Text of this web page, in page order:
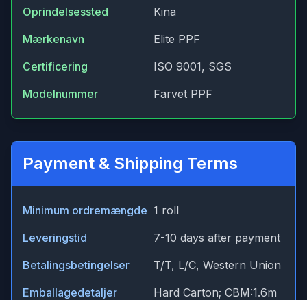
Oprindelsessted
Kina
Mærkenavn
Elite PPF
Certificering
ISO 9001, SGS
Modelnummer
Farvet PPF
Payment & Shipping Terms
Minimum ordremængde 1 roll
Leveringstid
7-10 days after payment
Betalingsbetingelser
T/T, L/C, Western Union
Emballagedetaljer
Hard Carton; CBM:1.6m